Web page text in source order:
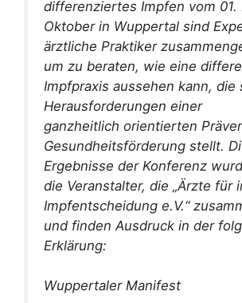
differenziertes Impfen vom 01.
Oktober in Wuppertal sind
ärztliche Praktiker
um zu beraten, wie eine
Impfpraxis aussehen kann, die
Herausforderungen einer
ganzheitlich orientierten
Gesundheitsförderung stellt.
Ergebnisse der Konferenz
die Veranstalter, die „Ärzte für
Impfentscheidung e.V.“
und finden Ausdruck in der
Erklärung:
Wuppertaler Manifest